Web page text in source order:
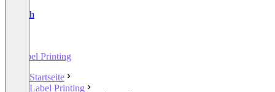
English
Label Printing
Startseite
Label Printing